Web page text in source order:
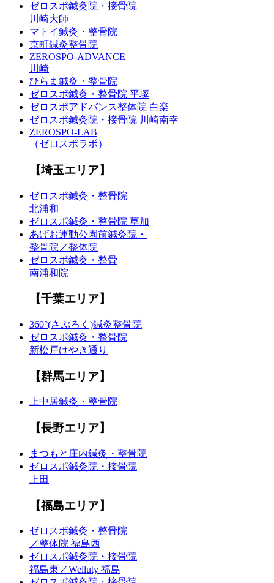
ゼロスポ鍼灸院・接骨院
川崎大師
マトイ鍼灸・整骨院
京町鍼灸整骨院
ZEROSPO-ADVANCE
川崎
ひらま鍼灸・整骨院
ゼロスポ鍼灸・整骨院 平塚
ゼロスポアドバンス整体院 白楽
ゼロスポ鍼灸院・接骨院 川崎南幸
ZEROSPO-LAB
（ゼロスポラボ）
【埼玉エリア】
ゼロスポ鍼灸・整骨院
北浦和
ゼロスポ鍼灸・整骨院 草加
あげお運動公園前鍼灸院・
整骨院／整体院
ゼロスポ鍼灸・整骨
南浦和院
【千葉エリア】
360°(さぶろく)鍼灸整骨院
ゼロスポ鍼灸・整骨院
新松戸けやき通り
【群馬エリア】
上中居鍼灸・整骨院
【長野エリア】
まつもと庄内鍼灸・整骨院
ゼロスポ鍼灸院・接骨院
上田
【福島エリア】
ゼロスポ鍼灸・整骨院
／整体院 福島西
ゼロスポ鍼灸院・接骨院
福島東／Welluty 福島